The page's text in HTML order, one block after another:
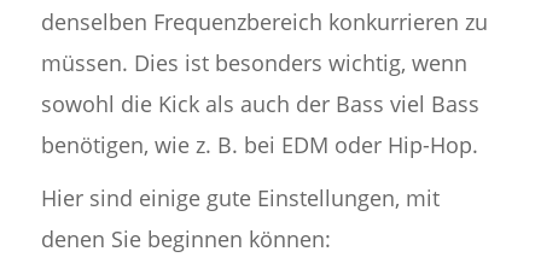
denselben Frequenzbereich konkurrieren zu
müssen. Dies ist besonders wichtig, wenn
sowohl die Kick als auch der Bass viel Bass
benötigen, wie z. B. bei EDM oder Hip-Hop.
Hier sind einige gute Einstellungen, mit
denen Sie beginnen können: